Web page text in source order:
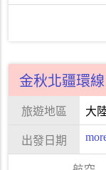
金秋北疆環
大